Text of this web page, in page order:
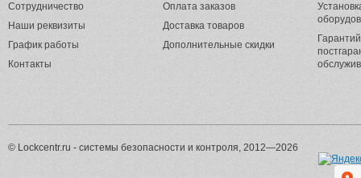
Сотрудничество
Наши реквизиты
График работы
Контакты
Оплата заказов
Доставка товаров
Дополнительные скидки
© Lockcentr.ru - системы безопасности и контроля, 2012—2026